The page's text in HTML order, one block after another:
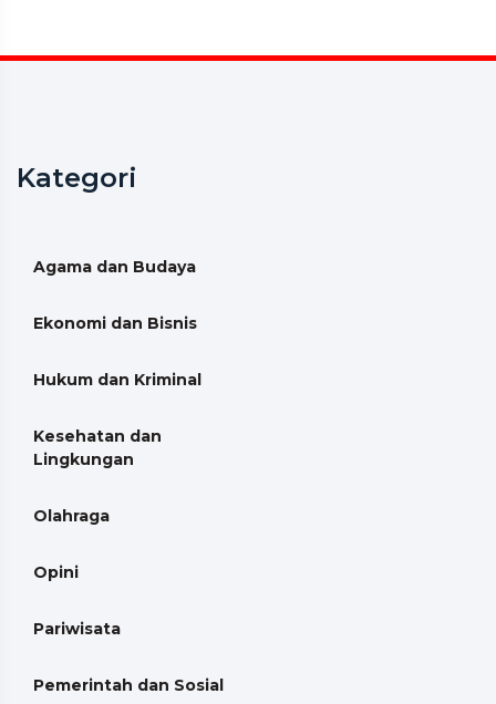
Kategori
Agama dan Budaya
Ekonomi dan Bisnis
Hukum dan Kriminal
Kesehatan dan
Lingkungan
Olahraga
Opini
Pariwisata
Pemerintah dan Sosial